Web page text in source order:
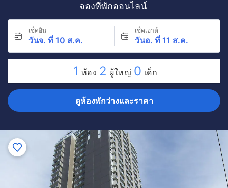
จองที่พักออนไลน์
เช็คอิน
วันจ. ที่ 10 ส.ค.
เช็คเอาต์
วันอ. ที่ 11 ส.ค.
1 ห้อง 2 ผู้ใหญ่ 0 เด็ก
ดูห้องพักว่างและราคา